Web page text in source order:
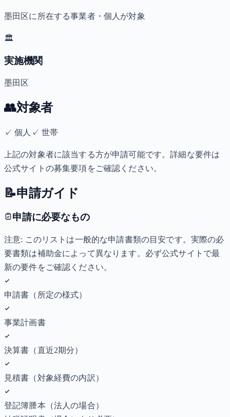
墨田区に所在する事業者・個人が対象
🏛️
実施機関
墨田区
👥対象者
✓個人 ✓ 世帯
上記の対象者に該当する方が申請可能です。詳細な要件は
公式サイトの募集要項をご確認ください。
📝申請ガイド
申請に必要なもの
注意: このリストは一般的な申請書類の目安です。実際の必
要書類は補助金によって異なります。必ず公式サイトで最
新の要件をご確認ください。
申請書（所定の様式）
事業計画書
決算書（直近2期分）
見積書（対象経費の内訳）
登記簿謄本（法人の場合）